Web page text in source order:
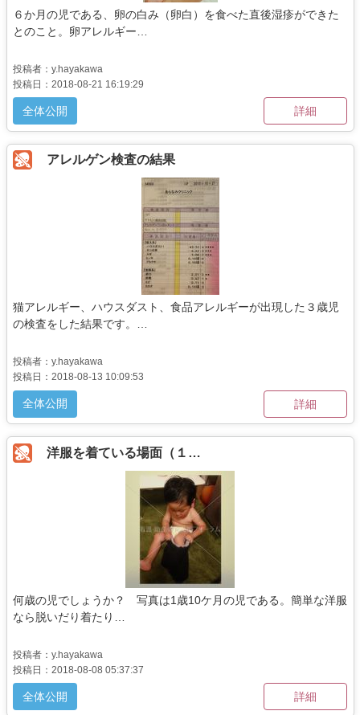
６か月の児である、卵の白み（卵白）を食べた直後湿疹ができた
とのこと。卵アレルギー…
投稿者：y.hayakawa
投稿日：2018-08-21 16:19:29
詳細
全体公開
アレルゲン検査の結果
猫アレルギー、ハウスダスト、食品アレルギーが出現した３歳児
の検査をした結果です。…
投稿者：y.hayakawa
投稿日：2018-08-13 10:09:53
詳細
全体公開
洋服を着ている場面（１…
何歳の児でしょうか？ 写真は1歳10ケ月の児である。簡単な洋服
なら脱いだり着たり…
投稿者：y.hayakawa
投稿日：2018-08-08 05:37:37
詳細
全体公開